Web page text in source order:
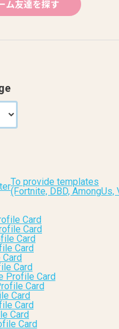
ム友達を探す
To provide templates
(Fortnite, DBD, AmongUs,
Card
Card
Card
Card
Card
Profile Card
Card
Card
Card
Card
Card